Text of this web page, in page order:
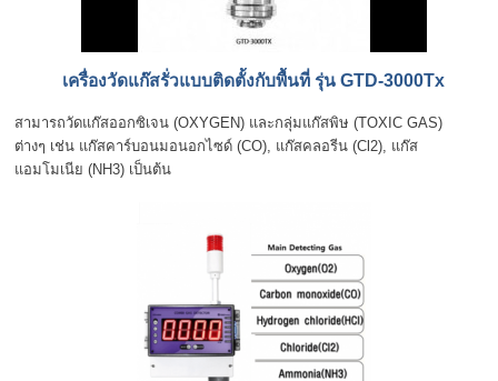
เครื่องวัดแก๊สรั่วแบบติดตั้งกับพื้นที่ รุ่น GTD-3000Tx
สามารถวัดแก๊สออกซิเจน (OXYGEN) และกลุ่มแก๊สพิษ (TOXIC GAS)
ต่างๆ เช่น แก๊สคาร์บอนมอนอกไซด์ (CO), แก๊สคลอรีน (Cl2), แก๊ส
แอมโมเนีย (NH3) เป็นต้น